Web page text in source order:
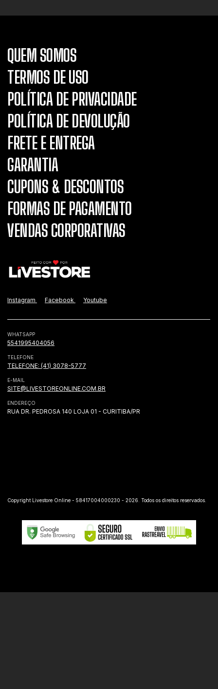
QUEM SOMOS
TERMOS DE USO
POLÍTICA DE PRIVACIDADE
POLÍTICA DE DEVOLUÇÃO
FRETE E ENTREGA
GARANTIA
CUPONS & DESCONTOS
FORMAS DE PAGAMENTO
VENDAS CORPORATIVAS
Instagram Facebook Youtube
WHATSAPP
5541995404056
TELEFONE
TELEFONE: (41) 3078-5777
E-MAIL
SITE@LIVESTOREONLINE.COM.BR
ENDEREÇO
RUA DR. PEDROSA 140 LOJA 01 - CURITIBA/PR
Copyright Livestore Online - 58417004000230 - 2026. Todos os direitos reservados.